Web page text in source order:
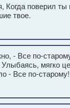
Когда поверил
твое.
- Все по-
мягко
- Все по-старому!